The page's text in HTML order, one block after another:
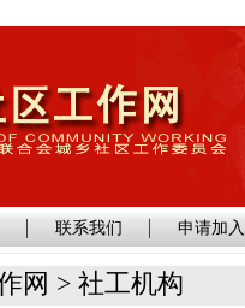
联系我们 申请加
网 > 社工机构